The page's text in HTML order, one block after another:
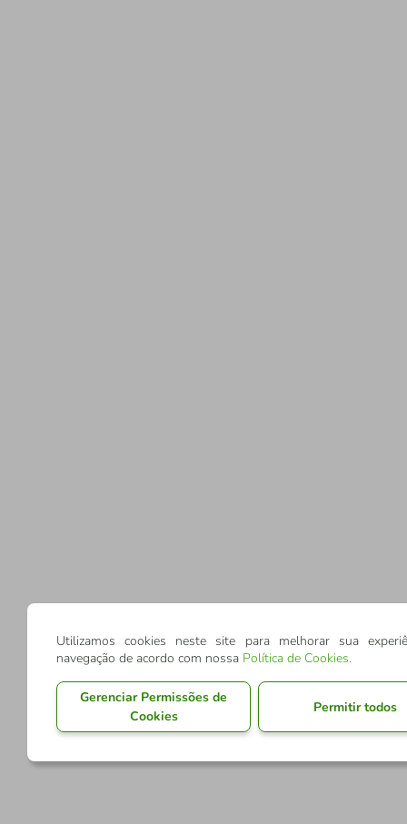
Utilizamos cookies neste site para melhorar sua
navegação de acordo com nossa Política de Cookies.
Gerenciar Permissões de
Cookies
Permitir todos